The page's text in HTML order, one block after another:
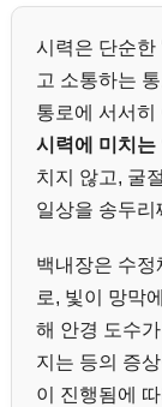
시력은 단순한
고 소통하는
통로에 서서히
시력에 미치는
치지 않고, 굴
일상을 송두리
백내장은 수정
로, 빛이 망막
해 안경 도수
지는 등의 증
이 진행됨에